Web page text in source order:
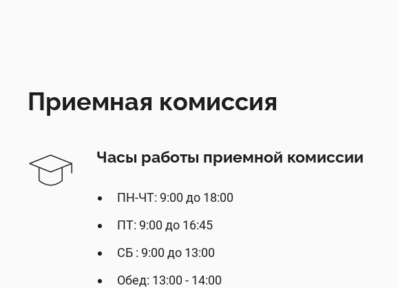
Приемная комиссия
Часы работы приемной комиссии
ПН-ЧТ: 9:00 до 18:00
ПТ: 9:00 до 16:45
СБ : 9:00 до 13:00
Обед: 13:00 - 14:00